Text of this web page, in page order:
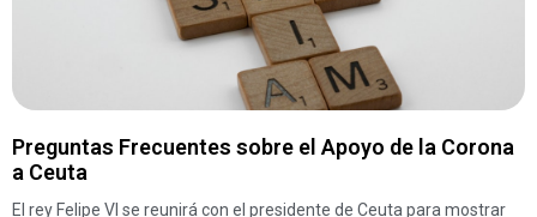
Preguntas Frecuentes sobre el Apoyo de la Corona
a Ceuta
El rey Felipe VI se reunirá con el presidente de Ceuta para mostrar